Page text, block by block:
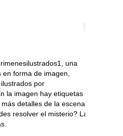
una
forma de imagen,
por
la imagen hay etiquetas
detalles de la escena
resolver el misterio? La